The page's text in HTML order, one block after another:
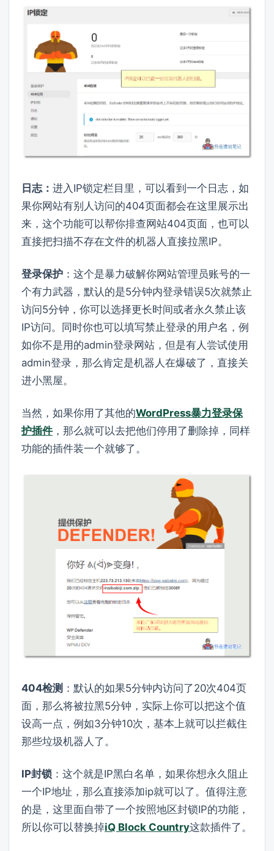
日志： 进入IP锁定栏目里，可以看到一个日志，如
果你网站有别人访问的404页面都会在这里展示出
来，这个功能可以帮你排查网站404页面，也可以
直接把扫描不存在文件的机器人直接拉黑IP。
登录保护 ：这个是暴力破解你网站管理员账号的一
个有力武器，默认的是5分钟内登录错误5次就禁止
访问5分钟，你可以选择更长时间或者永久禁止该
IP访问。同时你也可以填写禁止登录的用户名，例
如你不是用的admin登录网站，但是有人尝试使用
admin登录，那么肯定是机器人在爆破了，直接关
进小黑屋。
当然，如果你用了其他的WordPress暴力登录保
护插件 ，那么就可以去把他们停用了删除掉，同样
功能的插件装一个就够了。
404检测 ：默认的如果5分钟内访问了20次404页
面，那么将被拉黑5分钟，实际上你可以把这个值
设高一点，例如3分钟10次，基本上就可以拦截住
那些垃圾机器人了。
IP封锁 ：这个就是IP黑白名单，如果你想永久阻止
一个IP地址，那么直接添加ip就可以了。值得注意
的是，这里面自带了一个按照地区封锁IP的功能，
所以你可以替换掉iQ Block Country这款插件了。